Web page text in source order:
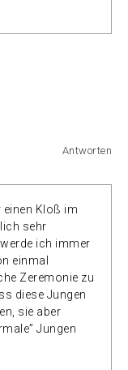
Antworten
einen Kloß im
sehr
ich immer
einmal
Zeremonie zu
diese Jungen
sie aber
Jungen